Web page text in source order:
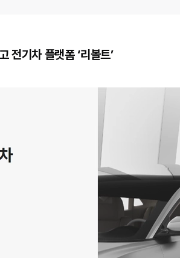
전기차 플랫폼 ‘리볼트’